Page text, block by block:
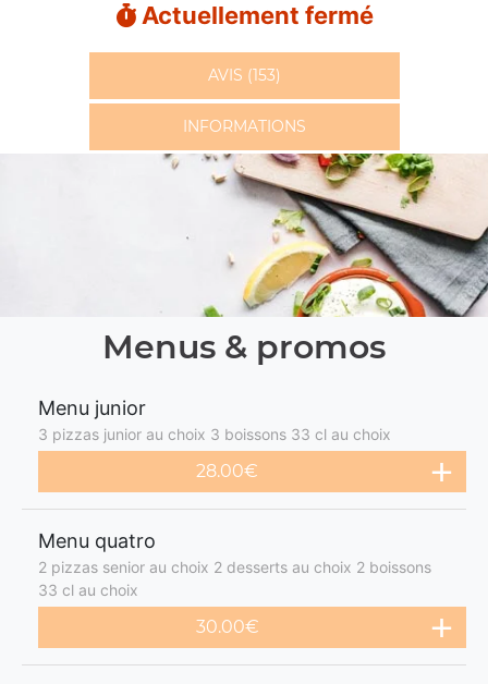
Actuellement fermé
AVIS (153)
INFORMATIONS
Menus & promos
Menu junior
3 pizzas junior au choix 3 boissons 33 cl au choix
28.00€
Menu quatro
2 pizzas senior au choix 2 desserts au choix 2 boissons
33 cl au choix
30.00€